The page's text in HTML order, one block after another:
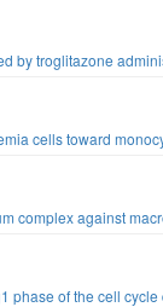
by troglitazone
cells toward
complex against
phase of the cell